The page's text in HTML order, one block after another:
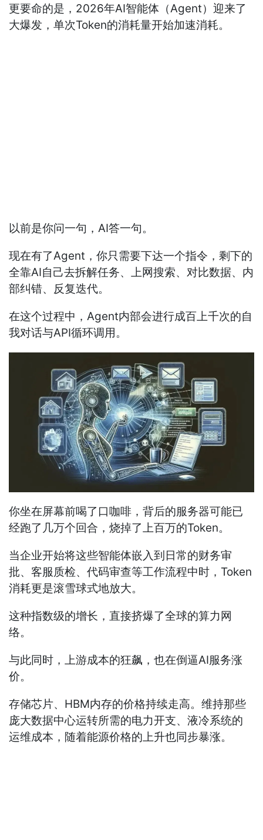
更要命的是，2026年AI智能体（Agent）迎来了
大爆发，单次Token的消耗量开始加速消耗。
以前是你问一句，AI答一句。
现在有了Agent，你只需要下达一个指令，剩下的
全靠AI自己去拆解任务、上网搜索、对比数据、内
部纠错、反复迭代。
在这个过程中，Agent内部会进行成百上千次的自
我对话与API循环调用。
你坐在屏幕前喝了口咖啡，背后的服务器可能已
经跑了几万个回合，烧掉了上百万的Token。
当企业开始将这些智能体嵌入到日常的财务审
批、客服质检、代码审查等工作流程中时，Token
消耗更是滚雪球式地放大。
这种指数级的增长，直接挤爆了全球的算力网
络。
与此同时，上游成本的狂飙，也在倒逼AI服务涨
价。
存储芯片、HBM内存的价格持续走高。维持那些
庞大数据中心运转所需的电力开支、液冷系统的
运维成本，随着能源价格的上升也同步暴涨。